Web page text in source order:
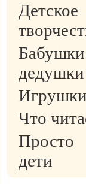
Детское
дедушки
Игрушки
Что
Просто
дети